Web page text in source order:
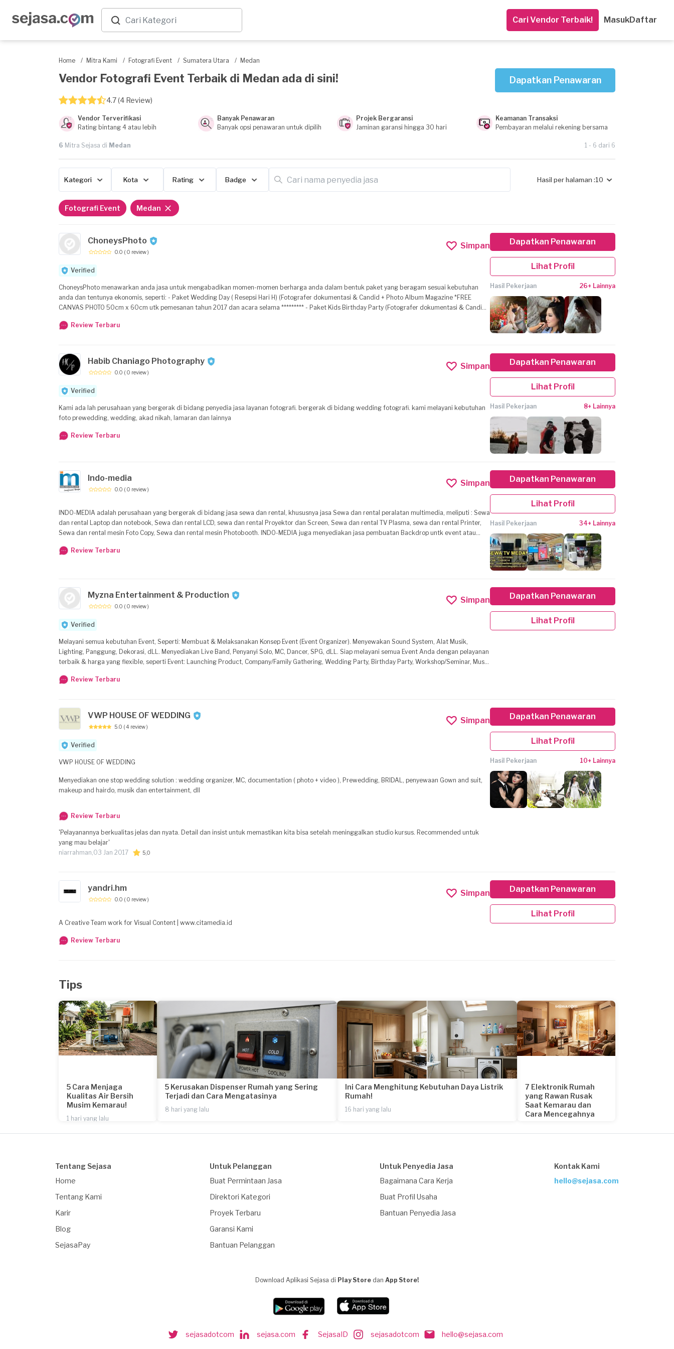
Cari Vendor Terbaik! MasukDaftar
Home / Mitra Kami / Fotografi Event / Sumatera Utara / Medan
Vendor Fotografi Event Terbaik di Medan ada di sini!
4.7 (4 Review)
Dapatkan Penawaran
Vendor Terverifikasi
Rating bintang 4 atau lebih
Banyak Penawaran
Banyak opsi penawaran untuk dipilih
Projek Bergaransi
Jaminan garansi hingga 30 hari
Keamanan Transaksi
Pembayaran melalui rekening bersama
6 Mitra Sejasa di Medan 1 - 6 dari 6
Kategori Kota Rating Badge Hasil per halaman :10
Fotografi Event Medan
ChoneysPhoto
0.0 ( 0 review )
Simpan
Verified
ChoneysPhoto menawarkan anda jasa untuk mengabadikan momen-momen berharga anda dalam bentuk paket yang beragam sesuai kebutuhan
anda dan tentunya ekonomis, seperti: - Paket Wedding Day ( Resepsi Hari H) (Fotografer dokumentasi & Candid + Photo Album Magazine *FREE
CANVAS PHOTO 50cm x 60cm utk pemesanan tahun 2017 dan acara selama ********* - Paket Kids Birthday Party (Fotografer dokumentasi & Candid
Paket Foto Event (Peresmian Toko, dll) (Fotografer dokumentasi & Candid ) - Paket Foto Maternity - Foto untuk barang-barang anda seperti ProductReview Terbaru
Dapatkan Penawaran
Lihat Profil
Hasil Pekerjaan 26+ Lainnya
Habib Chaniago Photography
0.0 ( 0 review )
Simpan
Verified
Kami ada lah perusahaan yang bergerak di bidang penyedia jasa layanan fotografi. bergerak di bidang wedding fotografi. kami melayani kebutuhan
foto prewedding, wedding, akad nikah, lamaran dan lainnya
Review Terbaru
Dapatkan Penawaran
Lihat Profil
Hasil Pekerjaan 8+ Lainnya
Indo-media
0.0 ( 0 review )
Simpan
INDO-MEDIA adalah perusahaan yang bergerak di bidang jasa sewa dan rental, khususnya jasa Sewa dan rental peralatan multimedia, meliputi : Sewa
dan rental Laptop dan notebook, Sewa dan rental LCD, sewa dan rental Proyektor dan Screen, Sewa dan rental TV Plasma, sewa dan rental Printer,
Sewa dan rental mesin Foto Copy, Sewa dan rental mesin Photobooth. INDO-MEDIA juga menyediakan jasa pembuatan Backdrop untk event atau
Photography baik untuk acara EVENT, SEMINAR, WEDDING, PREWEDDING, LIPUTAN dan sebagainya. INDO-MEDIA juga menyediakan jasa sewa dan
Review Terbaru
Dapatkan Penawaran
Lihat Profil
Hasil Pekerjaan 34+ Lainnya
Myzna Entertainment & Production
0.0 ( 0 review )
Simpan
Verified
Melayani semua kebutuhan Event, Seperti: Membuat & Melaksanakan Konsep Event (Event Organizer). Menyewakan Sound System, Alat Musik,
Lighting, Panggung, Dekorasi, dLL. Menyediakan Live Band, Penyanyi Solo, MC, Dancer, SPG, dLL. Siap melayani semua Event Anda dengan pelayanan
terbaik & harga yang flexible, seperti Event: Launching Product, Company/Family Gathering, Wedding Party, Birthday Party, Workshop/Seminar, Music
Review Terbaru
Dapatkan Penawaran
Lihat Profil
VWP HOUSE OF WEDDING
5.0 ( 4 review )
Simpan
Verified
VWP HOUSE OF WEDDING
Menyediakan one stop wedding solution : wedding organizer, MC, documentation ( photo + video ), Prewedding, BRIDAL, penyewaan Gown and suit,
makeup and hairdo, musik dan entertainment, dll
Review Terbaru
'Pelayanannya berkualitas jelas dan nyata. Detail dan insist untuk memastikan kita bisa setelah meninggalkan studio kursus. Recommended untuk
yang mau belajar'
niarrahman,03 Jan 2017 5,0
Dapatkan Penawaran
Lihat Profil
Hasil Pekerjaan 10+ Lainnya
yandri.hm
0.0 ( 0 review )
Simpan
A Creative Team work for Visual Content | www.citamedia.id
Review Terbaru
Dapatkan Penawaran
Lihat Profil
Tips
5 Cara Menjaga
Kualitas Air Bersih
Musim Kemarau!
1 hari yang lalu
5 Kerusakan Dispenser Rumah yang Sering
Terjadi dan Cara Mengatasinya
8 hari yang lalu
Ini Cara Menghitung Kebutuhan Daya Listrik
Rumah!
16 hari yang lalu
7 Elektronik Rumah
yang Rawan Rusak
Saat Kemarau dan
Cara Mencegahnya
Tentang Sejasa
Home
Tentang Kami
Karir
Blog
SejasaPay
Untuk Pelanggan
Buat Permintaan Jasa
Direktori Kategori
Proyek Terbaru
Garansi Kami
Bantuan Pelanggan
Untuk Penyedia Jasa
Bagaimana Cara Kerja
Buat Profil Usaha
Bantuan Penyedia Jasa
Kontak Kami
hello@sejasa.com
Download Aplikasi Sejasa di Play Store dan App Store!
sejasadotcom sejasa.com SejasaID sejasadotcom hello@sejasa.com